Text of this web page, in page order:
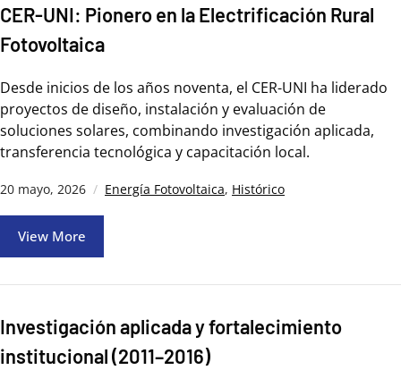
CER-UNI: Pionero en la Electrificación Rural
Fotovoltaica
Desde inicios de los años noventa, el CER-UNI ha liderado
proyectos de diseño, instalación y evaluación de
soluciones solares, combinando investigación aplicada,
transferencia tecnológica y capacitación local.
20 mayo, 2026 Energía Fotovoltaica, Histórico
View More
Investigación aplicada y fortalecimiento
institucional (2011–2016)